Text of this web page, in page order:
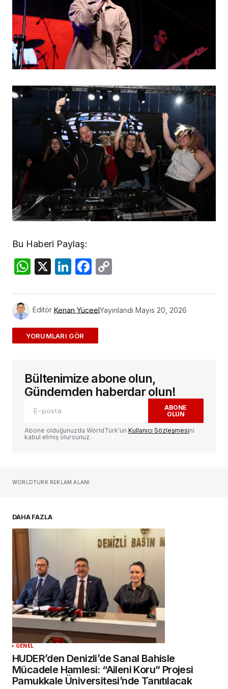
Bu Haberi Paylaş:
WhatsApp
X LinkedIn
Facebook
Editör Kenan YüceelYayınlandı Mayıs 20, 2026
ADD A COMMENT
E-posta adresiniz yayınlanmayacak.
alanlar*ile işaretlenmişlerdir
Yorum
Sizin adınız*
Daha sonraki yorumlarımda kullanılması için
adım, e-posta adresim ve site adresim bu
Bültenimize abone olun,
Gündemden haberdar olun!
ABONE
OLUN
Abone olduğunuzda WorldTürk'ün Kullanıcı Sözleşmesini
kabul etmiş olursunuz.
WORLDTURK REKLAM ALANI
DAHA FAZLA
GENEL
HUDER’den Denizli’de Sanal Bahisle
Mücadele Hamlesi: “Aileni Koru” Projesi
Pamukkale Üniversitesi’nde Tanıtılacak